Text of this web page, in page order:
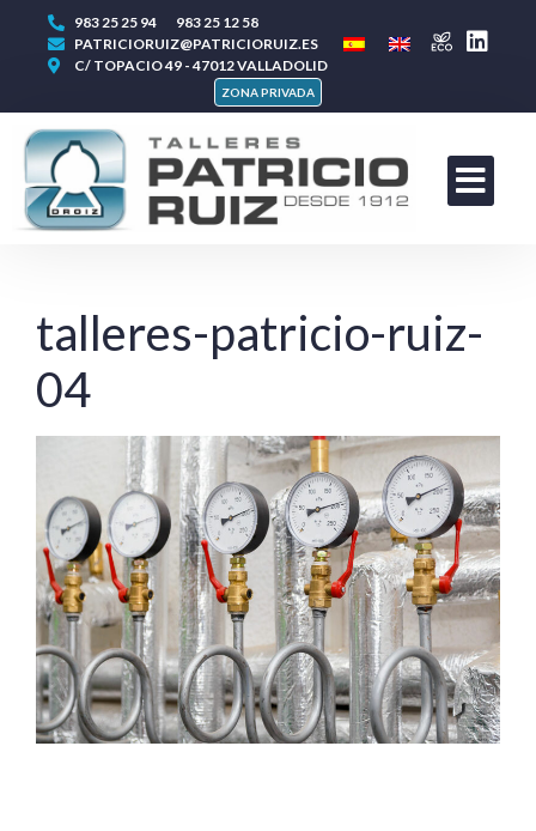
983 25 25 94
983 25 12 58
PATRICIORUIZ@PATRICIORUIZ.ES
C/ TOPACIO 49 - 47012 VALLADOLID
ZONA PRIVADA
talleres-patricio-ruiz-
04